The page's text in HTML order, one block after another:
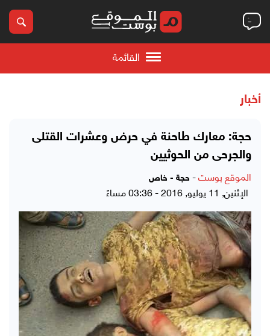
القائمة
أخبار
حجة: معارك طاحنة في حرض وعشرات القتلى
والجرحى من الحوثيين
الموقع بوست- حجة - خاص
الإثنين, 11 يوليو, 2016 - 03:36 مساءً